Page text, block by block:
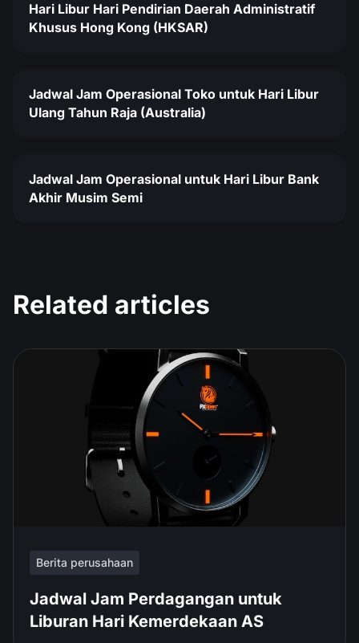
Hari Libur Hari Pendirian Daerah Administratif
Khusus Hong Kong (HKSAR)
Jadwal Jam Operasional Toko untuk Hari Libur
Ulang Tahun Raja (Australia)
Jadwal Jam Operasional untuk Hari Libur Bank
Akhir Musim Semi
Related articles
Berita perusahaan
Jadwal Jam Perdagangan untuk
Liburan Hari Kemerdekaan AS